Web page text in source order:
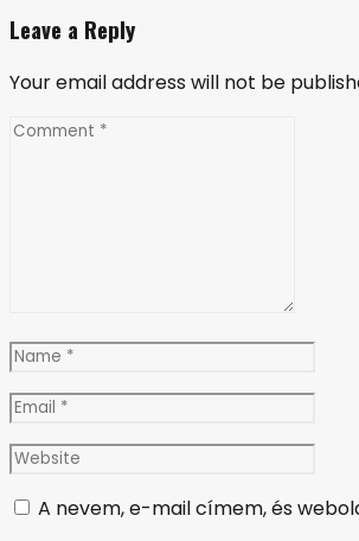
Leave a Reply
Your email address will not be
Comment
Name
Email
Website
A nevem, e-mail címem, és